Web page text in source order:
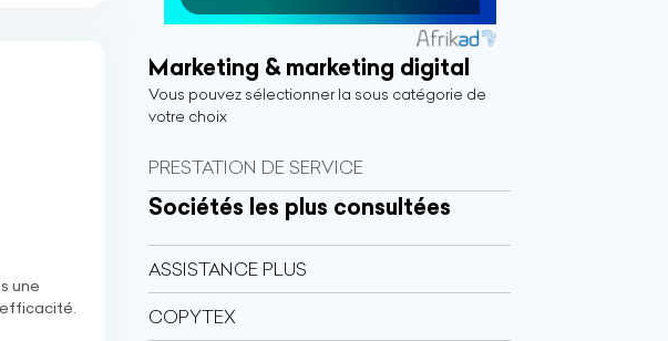
une
Marketing & marketing digital
Vous pouvez sélectionner la sous catégorie de
votre choix
PRESTATION DE SERVICE
Sociétés les plus consultées
ASSISTANCE PLUS
COPYTEX